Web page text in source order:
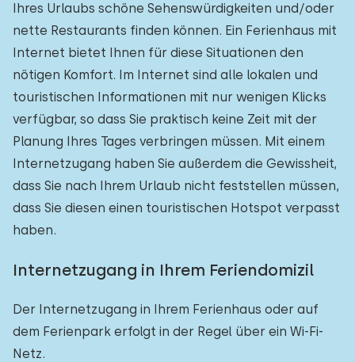
Ihres Urlaubs schöne Sehenswürdigkeiten und/oder
nette Restaurants finden können. Ein Ferienhaus mit
Internet bietet Ihnen für diese Situationen den
nötigen Komfort. Im Internet sind alle lokalen und
touristischen Informationen mit nur wenigen Klicks
verfügbar, so dass Sie praktisch keine Zeit mit der
Planung Ihres Tages verbringen müssen. Mit einem
Internetzugang haben Sie außerdem die Gewissheit,
dass Sie nach Ihrem Urlaub nicht feststellen müssen,
dass Sie diesen einen touristischen Hotspot verpasst
haben.
Internetzugang in Ihrem Feriendomizil
Der Internetzugang in Ihrem Ferienhaus oder auf
dem Ferienpark erfolgt in der Regel über ein Wi-Fi-
Netz.